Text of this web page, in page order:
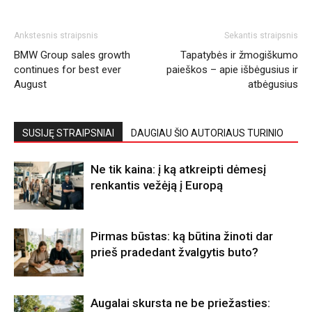
Ankstesnis straipsnis
BMW Group sales growth
continues for best ever
August
Sekantis straipsnis
Tapatybės ir žmogiškumo
paieškos – apie išbėgusius ir
atbėgusius
SUSIJĘ STRAIPSNIAI DAUGIAU ŠIO AUTORIAUS TURINIO
Ne tik kaina: į ką atkreipti dėmesį
renkantis vežėją į Europą
Pirmas būstas: ką būtina žinoti dar
prieš pradedant žvalgytis buto?
Augalai skursta ne be priežasties: